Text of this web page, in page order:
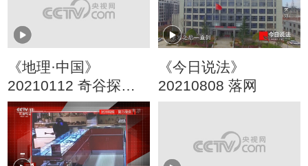
《地理·中国》
20210112 奇谷探秘
上
《今日说法》
20210808 落网